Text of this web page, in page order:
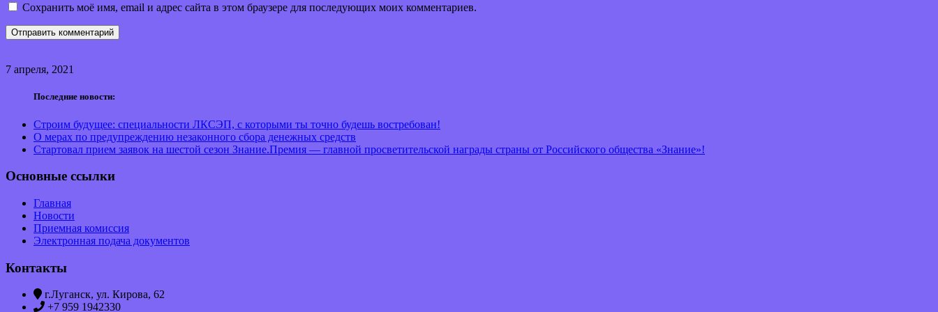
Сохранить моё имя, email и адрес сайта в этом браузере для последующих моих комментариев.
7 апреля, 2021
Последние новости:
Строим будущее: специальности ЛКСЭП, с которыми ты точно будешь востребован!
О мерах по предупреждению незаконного сбора денежных средств
Стартовал прием заявок на шестой сезон Знание.Премия — главной просветительской награды страны от Российского общества «Знание»!
Основные ссылки
Главная
Новости
Приемная комиссия
Электронная подача документов
Контакты
г.Луганск, ул. Кирова, 62
+7 959 1942330